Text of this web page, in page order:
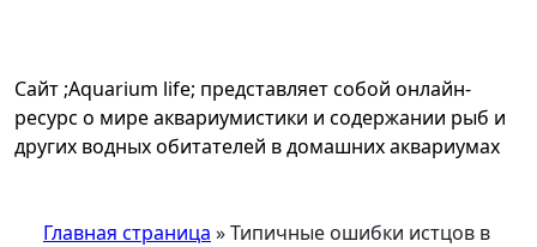
Сайт ;Aquarium life; представляет собой онлайн-
ресурс о мире аквариумистики и содержании рыб и
других водных обитателей в домашних аквариумах
Главная страница »Типичные ошибки истцов в